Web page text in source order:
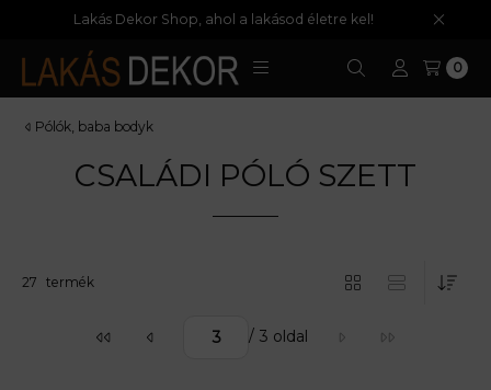
Lakás Dekor Shop, ahol a lakásod életre kel!
0
Pólók, baba bodyk
CSALÁDI PÓLÓ SZETT
Összes termék a kategóriában
27 termék
/ 3 oldal